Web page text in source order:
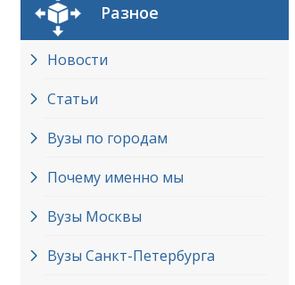
Разное
Новости
Статьи
Вузы по городам
Почему именно мы
Вузы Москвы
Вузы Cанкт-Петербурга